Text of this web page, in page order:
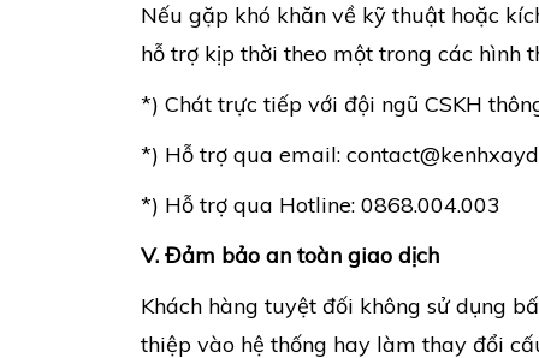
Nếu gặp khó khăn về kỹ thuật hoặc
hỗ trợ kịp thời theo một trong các hình
*) Chát trực tiếp với đội ngũ CSKH
*) Hỗ trợ qua email:
*) Hỗ trợ qua Hotline: 0868.004.003
V. Đảm bảo an toàn giao dịch
Khách hàng tuyệt đối không sử dụng
thiệp vào hệ thống hay làm thay đổi